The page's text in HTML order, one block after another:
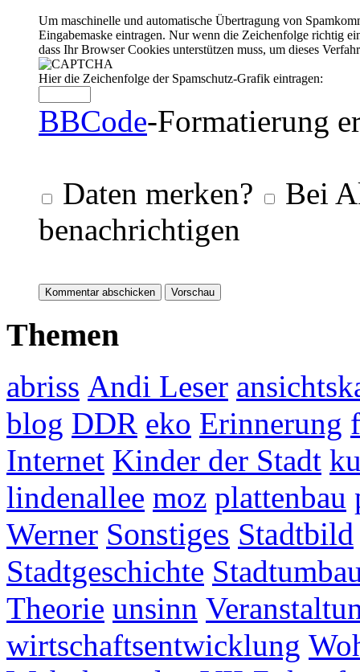
Um maschinelle und automatische Übertragung von
Eingabemaske eintragen. Nur wenn die Zeichenfolge richtig
dass Ihr Browser Cookies unterstützen muss, um dieses
Hier die Zeichenfolge der Spamschutz-Grafik eintragen:
BBCode-Formatierung
Daten merken?
Bei
benachrichtigen
Themen
abriss Andi Leser
blog DDR eko Erinnerung
Internet Kinder der Stadt
lindenallee moz plattenbau
Werner Sonstiges Stadtbild
Stadtgeschichte
Theorie unsinn
wirtschaftsentwicklung